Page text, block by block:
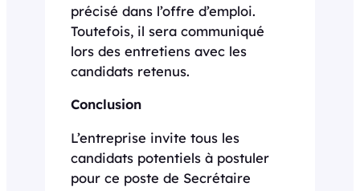
précisé dans l’offre d’emploi.
Toutefois, il sera communiqué
lors des entretiens avec les
candidats retenus.
Conclusion
L’entreprise invite tous les
candidats potentiels à postuler
pour ce poste de Secrétaire